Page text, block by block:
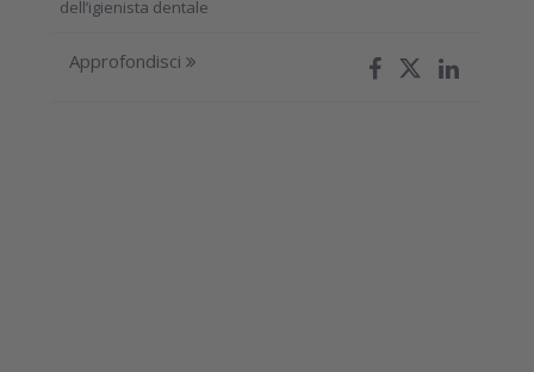
dell’igienista dentale
Approfondisci